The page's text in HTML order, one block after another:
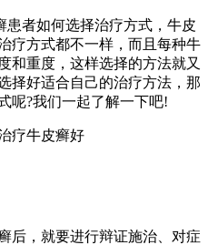
患者如何选择治疗方式，牛皮
疗方式都不一样，而且每种牛
和重度，这样选择的方法就又
择好适合自己的治疗方法，那
呢?我们一起了解一下吧!
后，就要进行辩证施治、对症